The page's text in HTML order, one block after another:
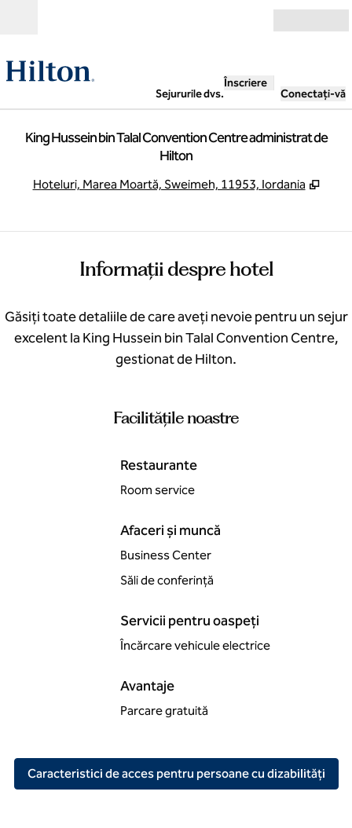
Sejururile dvs.
Înscriere
Conectați-vă
King Hussein bin Talal Convention Centre administrat de
Hilton
Hoteluri, Marea Moartă, Sweimeh, 11953, Iordania ,
Informații despre hotel
Găsiți toate detaliile de care aveți nevoie pentru un sejur
excelent la King Hussein bin Talal Convention Centre,
gestionat de Hilton.
Facilităţile noastre
Restaurante
Room service
Afaceri și muncă
Business Center
Săli de conferință
Servicii pentru oaspeți
Încărcare vehicule electrice
Avantaje
Parcare gratuită
Caracteristici de acces pentru persoane cu dizabilităţi